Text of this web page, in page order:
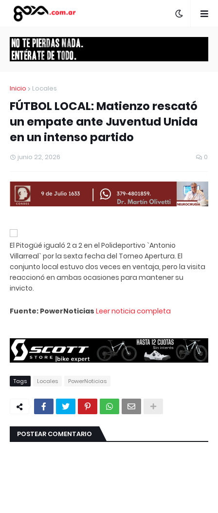
Inicio Locales
FÚTBOL LOCAL: Matienzo rescató
un empate ante Juventud Unida
en un intenso partido
junio 22, 2026 0
El Pitogüé igualó 2 a 2 en el Polideportivo `Antonio
Villarreal` por la sexta fecha del Torneo Apertura. El
conjunto local estuvo dos veces en ventaja, pero la visita
reaccionó en ambas ocasiones para mantener su
invicto.
Fuente: PowerNoticias Leer noticia completa
Tags Locales PowerNoticias
POSTEAR COMENTARIO